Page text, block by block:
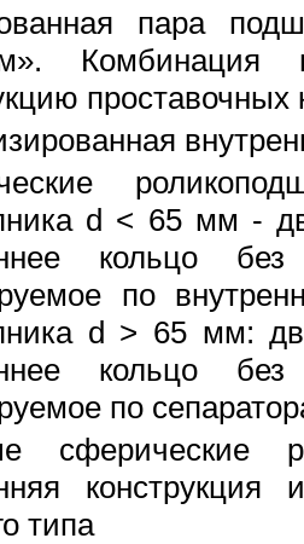
пара
проставочных
d < 65 мм -
кольцо
по
d > 65 мм:
кольцо
по
сферические
типа